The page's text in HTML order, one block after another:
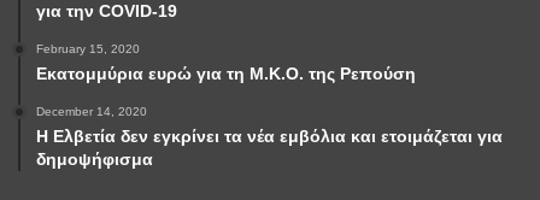
για την COVID-19
February 15, 2020
Εκατομμύρια ευρώ για τη Μ.Κ.Ο. της Ρεπούση
December 14, 2020
Η Ελβετία δεν εγκρίνει τα νέα εμβόλια και ετοιμάζεται για
δημοψήφισμα